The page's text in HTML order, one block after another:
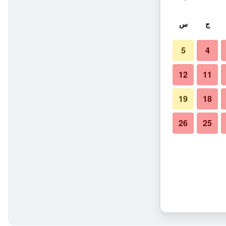
ج س
4
5
11
12
18
19
25
26